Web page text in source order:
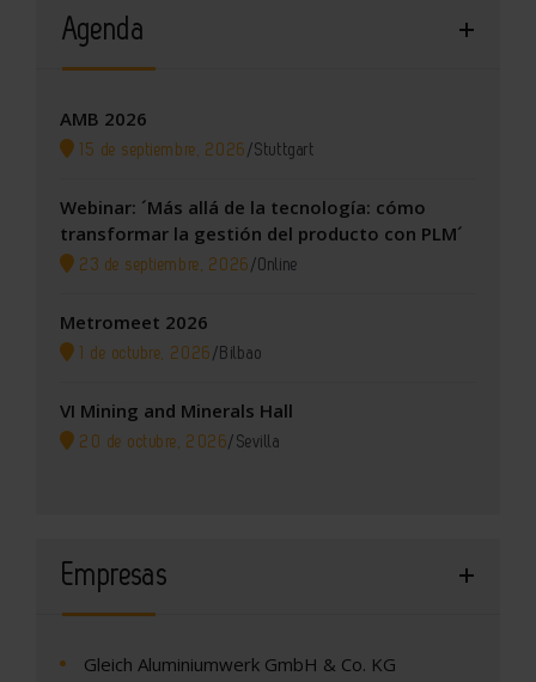
Agenda
AMB 2026
15 de septiembre, 2026 /Stuttgart
Webinar: ´Más allá de la tecnología: cómo
transformar la gestión del producto con PLM´
23 de septiembre, 2026 /Online
Metromeet 2026
1 de octubre, 2026 / Bilbao
VI Mining and Minerals Hall
20 de octubre, 2026/ Sevilla
Empresas
Gleich Aluminiumwerk GmbH & Co. KG